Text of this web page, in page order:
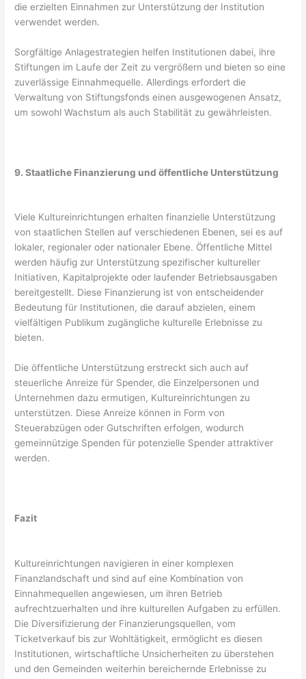
die erzielten Einnahmen zur Unterstützung der Institution
verwendet werden.
Sorgfältige Anlagestrategien helfen Institutionen dabei, ihre
Stiftungen im Laufe der Zeit zu vergrößern und bieten so eine
zuverlässige Einnahmequelle. Allerdings erfordert die
Verwaltung von Stiftungsfonds einen ausgewogenen Ansatz,
um sowohl Wachstum als auch Stabilität zu gewährleisten.
9. Staatliche Finanzierung und öffentliche Unterstützung
Viele Kultureinrichtungen erhalten finanzielle Unterstützung
von staatlichen Stellen auf verschiedenen Ebenen, sei es auf
lokaler, regionaler oder nationaler Ebene. Öffentliche Mittel
werden häufig zur Unterstützung spezifischer kultureller
Initiativen, Kapitalprojekte oder laufender Betriebsausgaben
bereitgestellt. Diese Finanzierung ist von entscheidender
Bedeutung für Institutionen, die darauf abzielen, einem
vielfältigen Publikum zugängliche kulturelle Erlebnisse zu
bieten.
Die öffentliche Unterstützung erstreckt sich auch auf
steuerliche Anreize für Spender, die Einzelpersonen und
Unternehmen dazu ermutigen, Kultureinrichtungen zu
unterstützen. Diese Anreize können in Form von
Steuerabzügen oder Gutschriften erfolgen, wodurch
gemeinnützige Spenden für potenzielle Spender attraktiver
werden.
Fazit
Kultureinrichtungen navigieren in einer komplexen
Finanzlandschaft und sind auf eine Kombination von
Einnahmequellen angewiesen, um ihren Betrieb
aufrechtzuerhalten und ihre kulturellen Aufgaben zu erfüllen.
Die Diversifizierung der Finanzierungsquellen, vom
Ticketverkauf bis zur Wohltätigkeit, ermöglicht es diesen
Institutionen, wirtschaftliche Unsicherheiten zu überstehen
und den Gemeinden weiterhin bereichernde Erlebnisse zu